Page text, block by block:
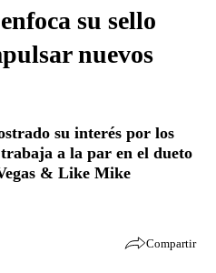
su sello
nuevos
su interés por los
a la par en el dueto
& Like Mike
Compartir